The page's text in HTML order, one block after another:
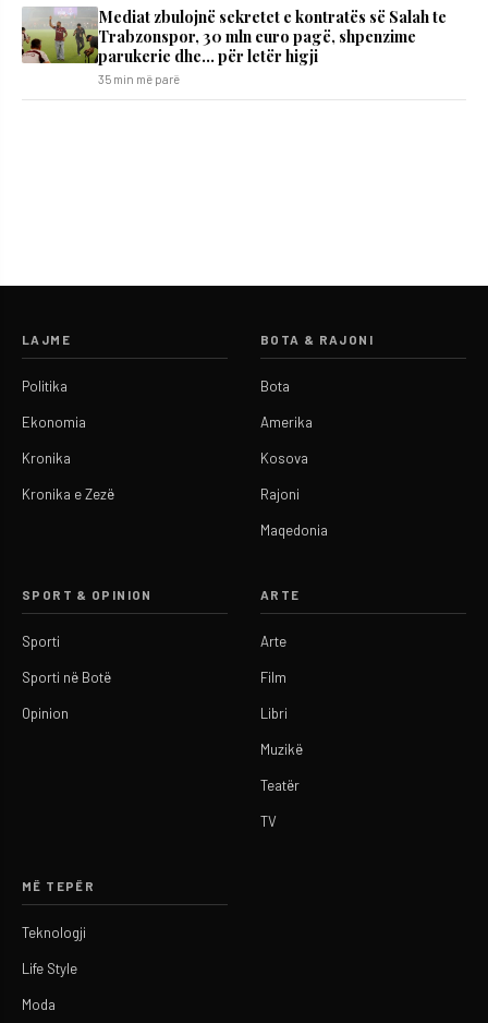
Mediat zbulojnë sekretet e kontratës së Salah te
Trabzonspor, 30 mln euro pagë, shpenzime
parukerie dhe… për letër higji
35 min më parë
LAJME
Politika
Ekonomia
Kronika
Kronika e Zezë
BOTA & RAJONI
Bota
Amerika
Kosova
Rajoni
Maqedonia
SPORT & OPINION
Sporti
Sporti në Botë
Opinion
ARTE
Arte
Film
Libri
Muzikë
Teatër
TV
MË TEPËR
Teknologji
Life Style
Moda